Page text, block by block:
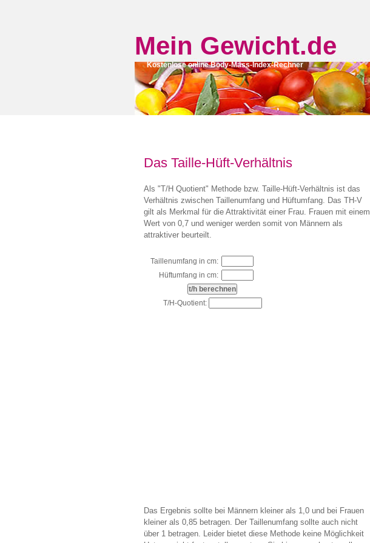
Mein Gewicht.de
Kostenlose online Body-Mass-Index-Rechner
Das Taille-Hüft-Verhältnis
Als "T/H Quotient" Methode bzw. Taille-Hüft-Verhältnis ist das
Verhältnis zwischen Taillenumfang und Hüftumfang. Das TH-V
gilt als Merkmal für die Attraktivität einer Frau. Frauen mit einem
Wert von 0,7 und weniger werden somit von Männern als
attraktiver beurteilt.
Taillenumfang in cm:
Hüftumfang in cm:
T/H-Quotient:
Das Ergebnis sollte bei Männern kleiner als 1,0 und bei Frauen
kleiner als 0,85 betragen. Der Taillenumfang sollte auch nicht
über 1 betragen. Leider bietet diese Methode keine Möglichkeit